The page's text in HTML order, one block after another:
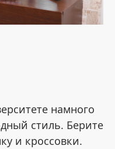
намного
стиль. Берите
и кроссовки.